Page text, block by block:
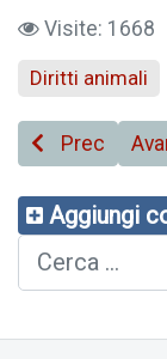
Visite: 1668
Diritti animali
Articolo
Prec
Aggiungi
Cerca